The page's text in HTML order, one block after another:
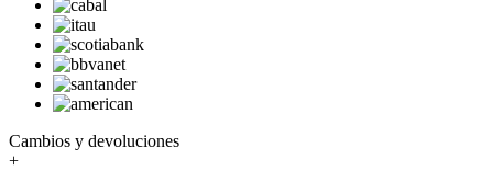
Cambios y devoluciones
+